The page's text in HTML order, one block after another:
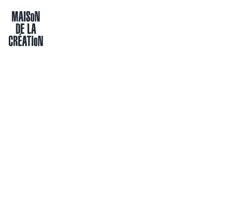
Passer directement au contenu
Maison de la création